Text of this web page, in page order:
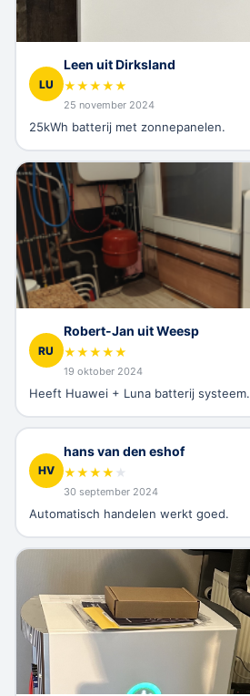
LU
Leen uit Dirksland
★★★★★
25 november 2024
25kWh batterij met zonnepanelen.
RU
Robert-Jan uit Weesp
★★★★★
19 oktober 2024
Heeft Huawei + Luna batterij systeem.
HV
hans van den eshof
★★★★ ★
30 september 2024
Automatisch handelen werkt goed.